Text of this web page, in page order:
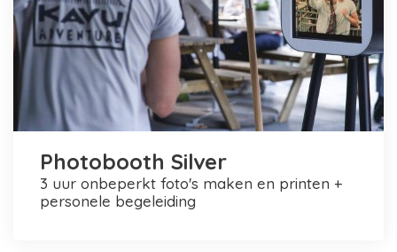
Photobooth Silver
3 uur onbeperkt foto's maken en printen +
personele begeleiding